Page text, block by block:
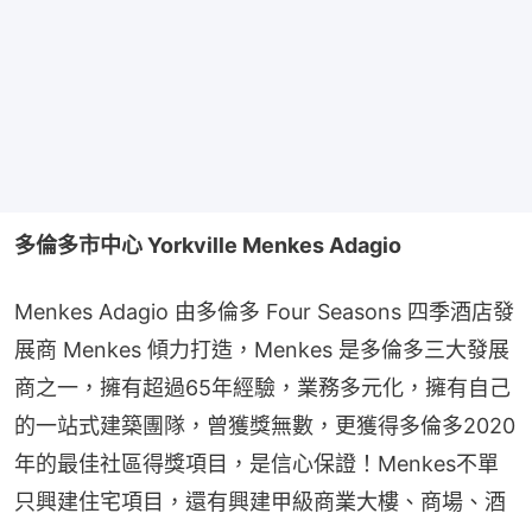
多倫多市中心 Yorkville Menkes Adagio
Menkes Adagio 由多倫多 Four Seasons 四季酒店發
展商 Menkes 傾力打造，Menkes 是多倫多三大發展
商之一，擁有超過65年經驗，業務多元化，擁有自己
的一站式建築團隊，曾獲獎無數，更獲得多倫多2020
年的最佳社區得獎項目，是信心保證！Menkes不單
只興建住宅項目，還有興建甲級商業大樓、商場、酒